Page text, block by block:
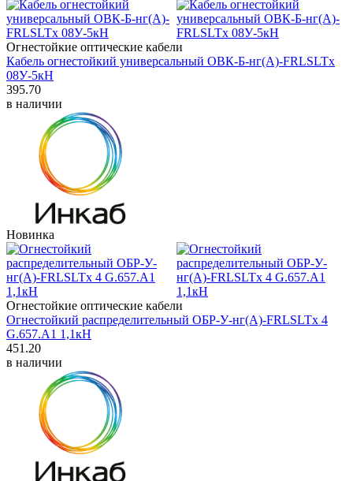
Огнестойкие оптические кабели
Кабель огнестойкий универсальный ОВК-Б-нг(А)-FRLSLTx
08У-5кН
395.70
в наличии
Новинка
Огнестойкие оптические кабели
Огнестойкий распределительный ОБР-У-нг(А)-FRLSLTx 4
G.657.A1 1,1кH
451.20
в наличии